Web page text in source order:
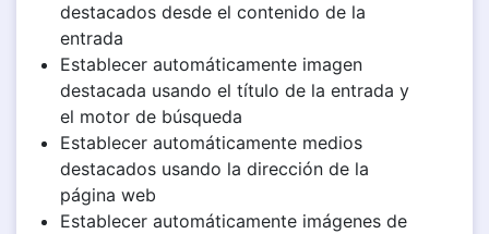
destacados desde el contenido de la
entrada
Establecer automáticamente imagen
destacada usando el título de la entrada y
el motor de búsqueda
Establecer automáticamente medios
destacados usando la dirección de la
página web
Establecer automáticamente imágenes de